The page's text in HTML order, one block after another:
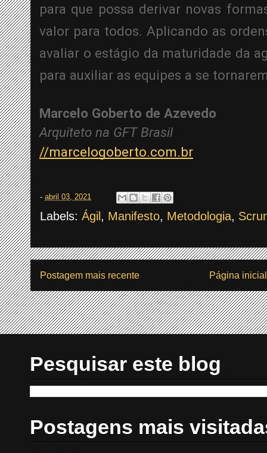
para que possa derivar novas
valor para todos. Aplicando as
avaliar o estágio da maturidade da
para auxiliar as equipes a se
Marcelo Goberto de Azevedo
Arquiteto na GFT Brasil
//marcelogoberto.com.br
- abril 03, 2021
Labels: Ágil, Manifesto, Metodologia,
Postagem mais recente Página inicial
Pesquisar este blog
Postagens mais